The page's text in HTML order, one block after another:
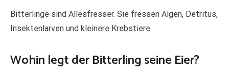
Bitterlinge sind Allesfresser. Sie fressen Algen, Detritus,
Insektenlarven und kleinere Krebstiere.
Wohin legt der Bitterling seine Eier?